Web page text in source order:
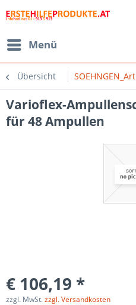
Menü
Übersicht
Varioflex-
für 48 Ampullen
€ 106,19 *
zzgl. MwSt.zzgl. Versandkosten